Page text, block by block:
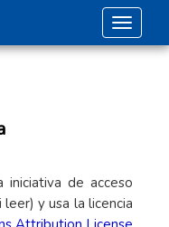
Toggle
de acceso
y usa la licencia